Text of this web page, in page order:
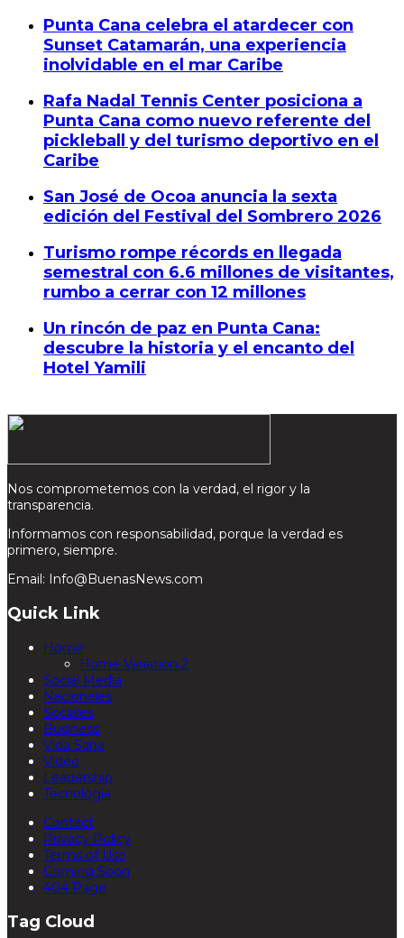
Punta Cana celebra el atardecer con
Sunset Catamarán, una experiencia
inolvidable en el mar Caribe
Rafa Nadal Tennis Center posiciona a
Punta Cana como nuevo referente del
pickleball y del turismo deportivo en el
Caribe
San José de Ocoa anuncia la sexta
edición del Festival del Sombrero 2026
Turismo rompe récords en llegada
semestral con 6.6 millones de visitantes,
rumbo a cerrar con 12 millones
Un rincón de paz en Punta Cana:
descubre la historia y el encanto del
Hotel Yamili
Nos comprometemos con la verdad, el rigor y la
transparencia.
Informamos con responsabilidad, porque la verdad es
primero, siempre.
Email: Info@BuenasNews.com
Quick Link
Home
Home Variation 2
Social Media
Nacionales
Sociales
Business
Vida Sana
Video
Leadership
Tecnología
Contact
Privacy Policy
Terms of Use
Coming Soon
404 Page
Tag Cloud